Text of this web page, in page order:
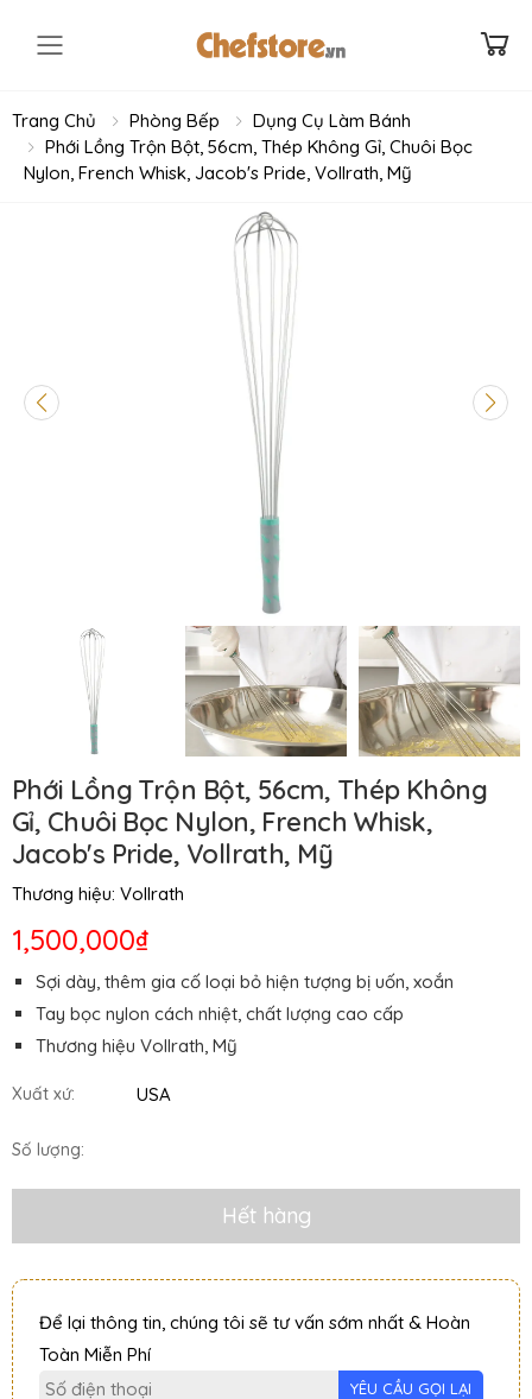
Toggle mobile menu
Trang Chủ Phòng Bếp
Dụng Cụ Làm Bánh
Phới Lồng Trộn Bột, 56cm, Thép Không Gỉ, Chuôi Bọc
Nylon, French Whisk, Jacob's Pride, Vollrath, Mỹ
Phới Lồng Trộn Bột, 56cm, Thép Không
Gỉ, Chuôi Bọc Nylon, French Whisk,
Jacob's Pride, Vollrath, Mỹ
Thương hiệu: Vollrath
1,500,000₫
Sợi dày, thêm gia cố loại bỏ hiện tượng bị uốn, xoắn
Tay bọc nylon cách nhiệt, chất lượng cao cấp
Thương hiệu Vollrath, Mỹ
Xuất xứ: USA
Số lượng:
Hết hàng
Để lại thông tin, chúng tôi sẽ tư vấn sớm nhất & Hoàn
Toàn Miễn Phí